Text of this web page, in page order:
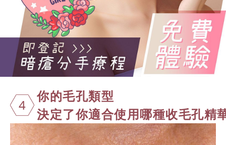
4
你的毛孔類型
決定了你適合使用哪種收毛孔精